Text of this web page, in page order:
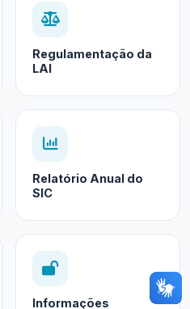
Regulamentação da
LAI
Relatório Anual do
SIC
Informações